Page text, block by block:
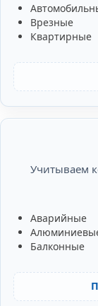
Врезные
Квартирные
Учитываем
Аварийные
Балконные